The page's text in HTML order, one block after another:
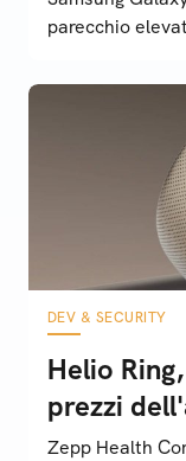
parecchio
DEV & SECURITY
Helio
prezzi
Zepp Health